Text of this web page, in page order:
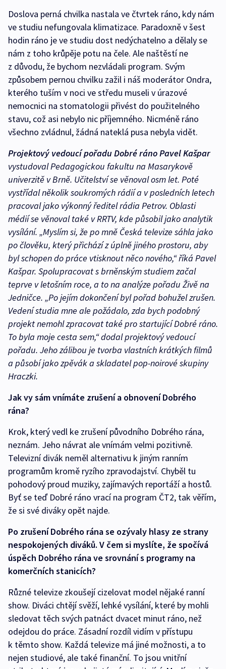
Doslova perná chvilka nastala ve čtvrtek ráno, kdy nám
ve studiu nefungovala klimatizace. Paradoxně v šest
hodin ráno je ve studiu dost nedýchatelno a dělaly se
nám z toho krůpěje potu na čele. Ale naštěstí ne
z důvodu, že bychom nezvládali program. Svým
způsobem pernou chvilku zažil i náš moderátor Ondra,
kterého tuším v noci ve středu museli v úrazové
nemocnici na stomatologii přivést do použitelného
stavu, což asi nebylo nic příjemného. Nicméně ráno
všechno zvládnul, žádná nateklá pusa nebyla vidět.
Projektový vedoucí pořadu Dobré ráno Pavel Kašpar
vystudoval Pedagogickou fakultu na Masarykově
univerzitě v Brně. Učitelství se věnoval osm let. Poté
vystřídal několik soukromých rádií a v posledních letech
pracoval jako výkonný ředitel rádia Petrov. Oblasti
médií se věnoval také v RRTV, kde působil jako analytik
vysílání. „Myslím si, že po mně Česká televize sáhla jako
po člověku, který přichází z úplně jiného prostoru, aby
byl schopen do práce vtisknout něco nového,“ říká Pavel
Kašpar. Spolupracovat s brněnským studiem začal
teprve v letošním roce, a to na analýze pořadu Živě na
Jedničce. „Po jejím dokončení byl pořad bohužel zrušen.
Vedení studia mne ale požádalo, zda bych podobný
projekt nemohl zpracovat také pro startující Dobré ráno.
To byla moje cesta sem,“ dodal projektový vedoucí
pořadu. Jeho zálibou je tvorba vlastních krátkých filmů
a působí jako zpěvák a skladatel pop-noirové skupiny
Hraczki.
Jak vy sám vnímáte zrušení a obnovení Dobrého
rána?
Krok, který vedl ke zrušení původního Dobrého rána,
neznám. Jeho návrat ale vnímám velmi pozitivně.
Televizní divák neměl alternativu k jiným ranním
programům kromě ryzího zpravodajství. Chyběl tu
pohodový proud muziky, zajímavých reportáží a hostů.
Byť se teď Dobré ráno vrací na program ČT2, tak věřím,
že si své diváky opět najde.
Po zrušení Dobrého rána se ozývaly hlasy ze strany
nespokojených diváků. V čem si myslíte, že spočívá
úspěch Dobrého rána ve srovnání s programy na
komerčních stanicích?
Různé televize zkoušejí cizelovat model nějaké ranní
show. Diváci chtějí svěží, lehké vysílání, které by mohli
sledovat těch svých patnáct dvacet minut ráno, než
odejdou do práce. Zásadní rozdíl vidím v přístupu
k těmto show. Každá televize má jiné možnosti, a to
nejen studiové, ale také finanční. To jsou vnitřní